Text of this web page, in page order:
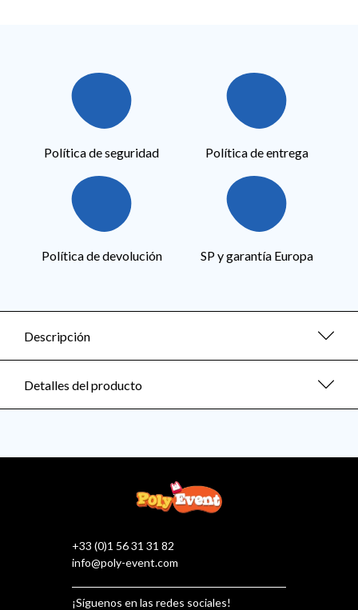
Política de seguridad Política de entrega
Política de devolución SP y garantía Europa
Descripción
Detalles del producto
+33 (0)1 56 31 31 82
info@poly-event.com
¡Síguenos en las redes sociales!